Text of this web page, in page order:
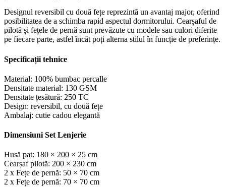
Designul reversibil cu două fețe reprezintă un avantaj major, oferind
posibilitatea de a schimba rapid aspectul dormitorului. Cearșaful de
pilotă și fețele de pernă sunt prevăzute cu modele sau culori diferite
pe fiecare parte, astfel încât poți alterna stilul în funcție de preferințe.
Specificații tehnice
Material: 100% bumbac percalle
Densitate material: 130 GSM
Densitate țesătură: 250 TC
Design: reversibil, cu două fețe
Ambalaj: cutie cadou elegantă
Dimensiuni Set Lenjerie
Husă pat: 180 × 200 × 25 cm
Cearșaf pilotă: 200 × 230 cm
2 x Fețe de pernă: 50 × 70 cm
2 x Fețe de pernă: 70 × 70 cm